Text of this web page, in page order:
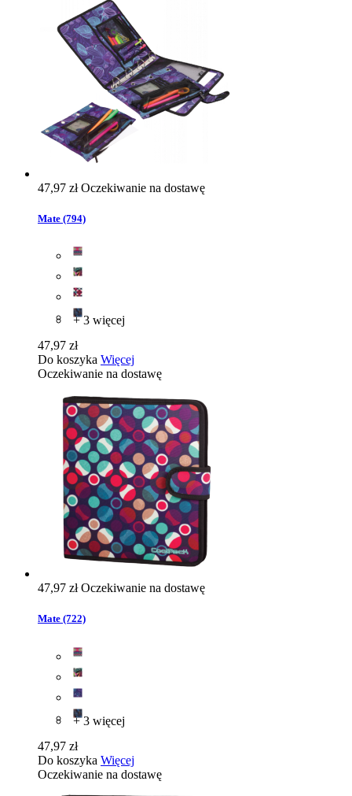
47,97 złOczekiwanie na dostawę
Mate (794)
+ 3 więcej
47,97 zł
Do koszyka Więcej
Oczekiwanie na dostawę
47,97 złOczekiwanie na dostawę
Mate (722)
+ 3 więcej
47,97 zł
Do koszyka Więcej
Oczekiwanie na dostawę